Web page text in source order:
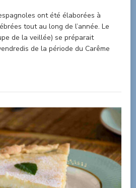
ont été élaborées à
tout au long de l’année. Le
de la veillée) se préparait
de la période du Carême